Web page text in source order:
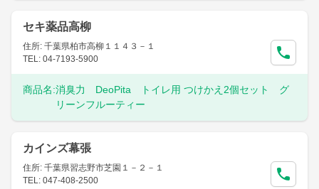
セキ薬品高柳
住所: 千葉県柏市高柳１１４３－１
TEL: 04-7193-5900
商品名:消臭力 DeoPita トイレ用 つけかえ2個セット グ
リーンフルーティー
カインズ幕張
住所: 千葉県習志野市芝園１－２－１
TEL: 047-408-2500